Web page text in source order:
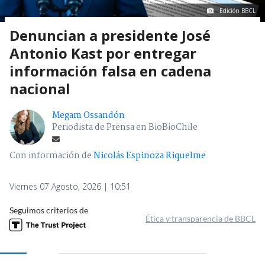
Edición BBCL
Denuncian a presidente José
Antonio Kast por entregar
información falsa en cadena
nacional
Megam Ossandón
Periodista de Prensa en BioBioChile
Con información deNicolás Espinoza Riquelme
Viernes 07 Agosto, 2026 | 10:51
Seguimos criterios de
Ética y transparencia de BBCL